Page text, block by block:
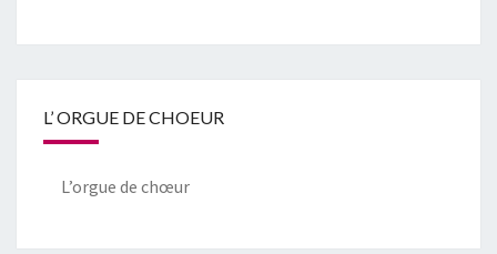
L’ ORGUE DE CHOEUR
L’orgue de chœur